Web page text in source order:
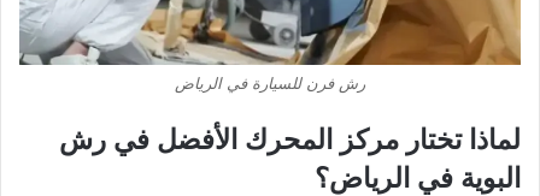
رش فرن للسيارة في الرياض
لماذا تختار مركز المحرك الأفضل في رش
البوية في الرياض؟